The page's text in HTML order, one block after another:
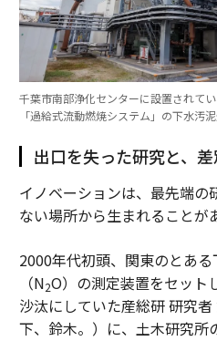
千葉市南部浄化センターに設置されて
「過給式流動燃焼システム」の下水汚
出口を失った研究と、
イノベーションは、最先端の
ない場所から生まれることが
2000年代初頭、関東のとあ
（N2O）の測定装置をセット
沙汰にしていた産総研 研究
下、鈴木。）に、土木研究所